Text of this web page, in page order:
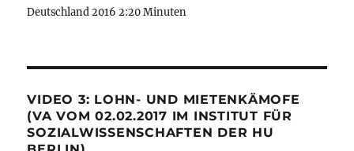
Deutschland 2016 2:20 Minuten
VIDEO 3: LOHN- UND MIETENKÄMOFE
(VA VOM 02.02.2017 IM INSTITUT FÜR
SOZIALWISSENSCHAFTEN DER HU